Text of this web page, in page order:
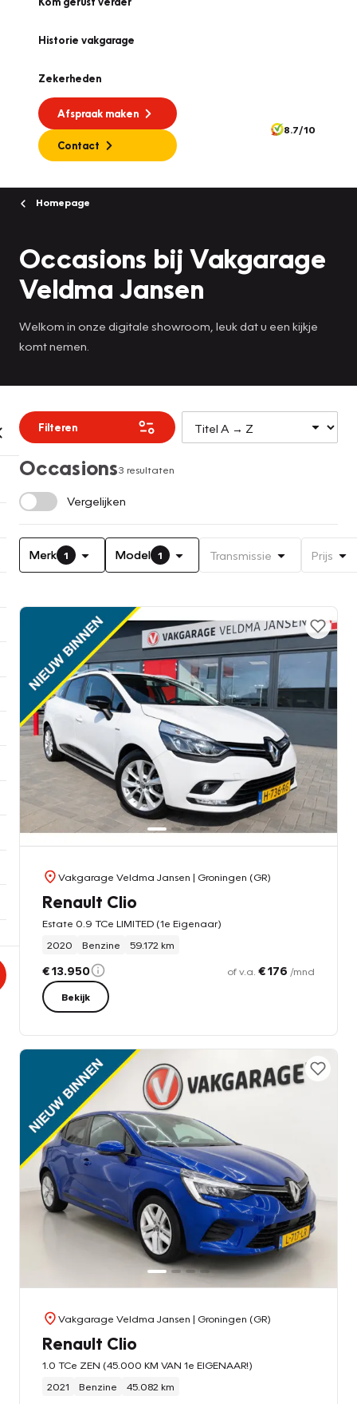
Historie vakgarage
Zekerheden
Afspraak maken
Contact
8.7/10
Homepage
Occasions bij Vakgarage
Veldma Jansen
Welkom in onze digitale showroom, leuk dat u een kijkje
komt nemen.
Filteren
Occasions3 resultaten
Vergelijken
Merk 1 Model 1 Transmissie Prijs
Vakgarage Veldma Jansen | Groningen (GR)
Renault Clio
Estate 0.9 TCe LIMITED (1e Eigenaar)
2020
Benzine 59.172 km
€ 13.950 of v.a. € 176 /mnd
Bekijk
Vakgarage Veldma Jansen | Groningen (GR)
Renault Clio
1.0 TCe ZEN (45.000 KM VAN 1e EIGENAAR!)
2021
Benzine 45.082 km